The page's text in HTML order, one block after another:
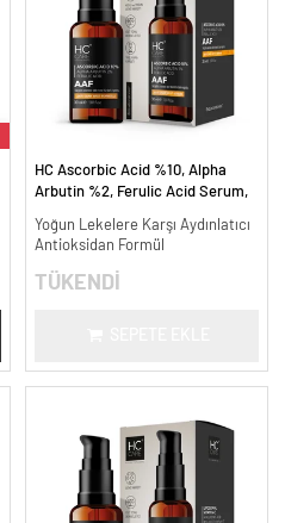
HC Ascorbic Acid %10, Alpha
Arbutin %2, Ferulic Acid Serum,
ml.
Yoğun Lekelere Karşı Aydınlatıcı
Antioksidan Formül
TÜKENDİ